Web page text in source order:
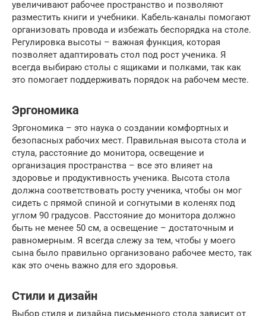
увеличивают рабочее пространство и позволяют
разместить книги и учебники. Кабель-каналы помогают
организовать провода и избежать беспорядка на столе.
Регулировка высоты – важная функция, которая
позволяет адаптировать стол под рост ученика. Я
всегда выбираю столы с ящиками и полками, так как
это помогает поддерживать порядок на рабочем месте.
Эргономика
Эргономика – это наука о создании комфортных и
безопасных рабочих мест. Правильная высота стола и
стула, расстояние до монитора, освещение и
организация пространства – все это влияет на
здоровье и продуктивность ученика. Высота стола
должна соответствовать росту ученика, чтобы он мог
сидеть с прямой спиной и согнутыми в коленях под
углом 90 градусов. Расстояние до монитора должно
быть не менее 50 см, а освещение – достаточным и
равномерным. Я всегда слежу за тем, чтобы у моего
сына было правильно организовано рабочее место, так
как это очень важно для его здоровья.
Стили и дизайн
Выбор стиля и дизайна письменного стола зависит от